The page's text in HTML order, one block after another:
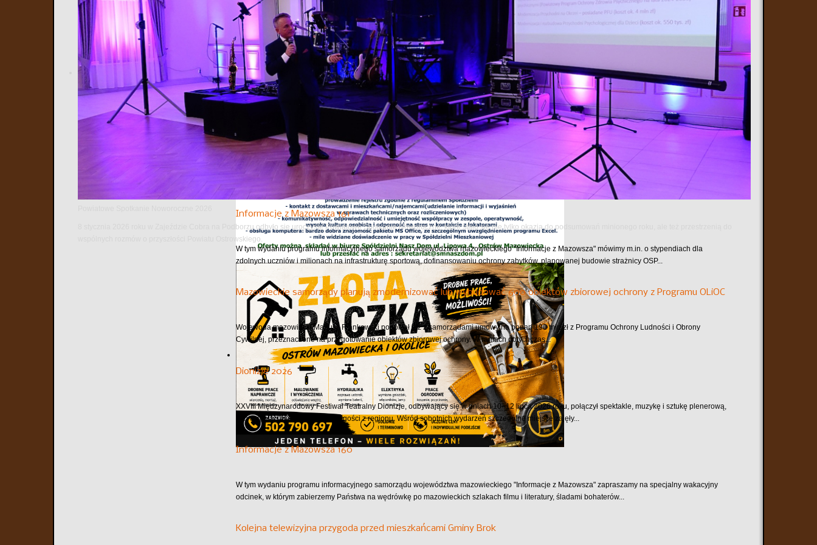
8 stycznia 2026 roku w Zajeździe Cobra na Podborzu odbyło się uroczyste Powiatowe Spotkanie Noworoczne, które stało się nie tylko okazją do podsumowań minionego roku, ale też przestrzenią do
wspólnych rozmów o przyszłości Powiatu Ostrowskiego.
19
Poprzedni Następny
Kolejna fala upałów. Załatw sprawę w ZUS bez wychodzenia z domu
Bezpieczna wizyta w ZUS przez internet, czyli klienci, którzy chcą szybko i sprawnie skontaktować się z ZUS-em mogą skorzystać z e-wizyty. Dzięki
niej bez wychodzenia z domu załatwią większość spraw...
Spotkanie autorskie z Karoliną Olejak
8 lipca 2026 roku w Miejskiej Bibliotece Publicznej w Ostrowi Mazowieckiej odbyło się spotkanie autorskie z Karoliną Olejak – dziennikarką Polsat
News i Interii oraz autorką reportażu „Nienawidzę ich! To...
Informacje z Mazowsza 161
W tym wydaniu programu informacyjnego samorządu województwa mazowieckiego "Informacje z Mazowsza" mówimy m.in. o stypendiach dla
zdolnych uczniów i milionach na infrastrukturę sportową, dofinansowaniu ochrony zabytków, planowanej budowie strażnicy OSP...
Mazowieckie samorządy planują zmodernizować lub wybudować 600 obiektów zbiorowej ochrony z Programu OLiOC
Wojewoda mazowiecki Mariusz Frankowski podpisał już z samorządami umowy na ponad 190 mln zł z Programu Ochrony Ludności i Obrony
Cywilnej, przeznaczone na przygotowanie obiektów zbiorowej ochrony. W ramach dotychczas...
Dionizje 2026
XXVIII Międzynarodowy Festiwal Teatralny Dionizje, odbywający się w dniach 10–12 lipca 2026 roku, połączył spektakle, muzykę i sztukę plenerową,
przyciągając mieszkańców oraz gości z regionu. Wśród sobotnich wydarzeń szczególne miejsce zajęły...
Informacje z Mazowsza 160
W tym wydaniu programu informacyjnego samorządu województwa mazowieckiego "Informacje z Mazowsza" zapraszamy na specjalny wakacyjny
odcinek, w którym zabierzemy Państwa na wędrówkę po mazowieckich szlakach filmu i literatury, śladami bohaterów...
Kolejna telewizyjna przygoda przed mieszkańcami Gminy Brok